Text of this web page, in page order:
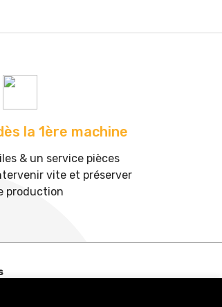
la 1ère machine
& un service pièces
vite et préserver
production